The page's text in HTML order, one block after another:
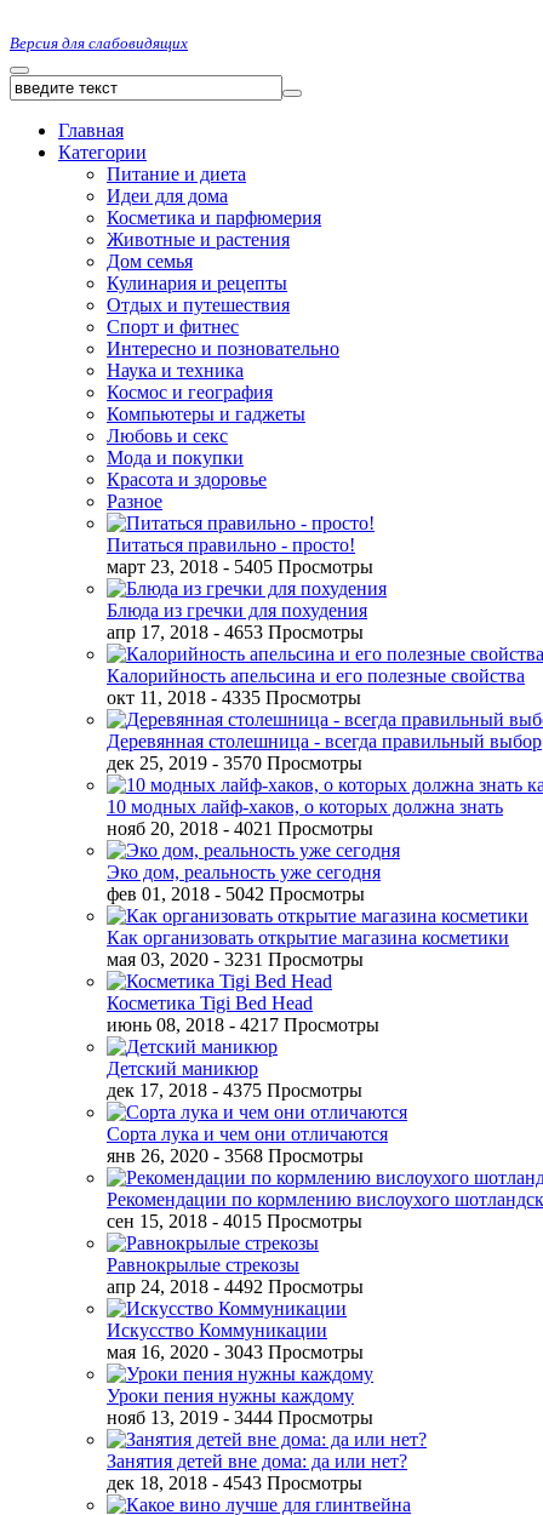
Версия для слабовидящих
Главная
Категории
Питание и диета
Идеи для дома
Косметика и парфюмерия
Животные и растения
Дом семья
Кулинария и рецепты
Отдых и путешествия
Спорт и фитнес
Интересно и позновательно
Наука и техника
Космос и география
Компьютеры и гаджеты
Любовь и секс
Мода и покупки
Красота и здоровье
Разное
Питаться правильно - просто!
март 23, 2018 - 5405 Просмотры
Блюда из гречки для похудения
апр 17, 2018 - 4653 Просмотры
Калорийность апельсина и его полезные свойства
окт 11, 2018 - 4335 Просмотры
Деревянная столешница - всегда правильный выбор
дек 25, 2019 - 3570 Просмотры
10 модных лайф-хаков, о которых должна знать
нояб 20, 2018 - 4021 Просмотры
Эко дом, реальность уже сегодня
фев 01, 2018 - 5042 Просмотры
Как организовать открытие магазина косметики
мая 03, 2020 - 3231 Просмотры
Косметика Tigi Bed Head
июнь 08, 2018 - 4217 Просмотры
Детский маникюр
дек 17, 2018 - 4375 Просмотры
Сорта лука и чем они отличаются
янв 26, 2020 - 3568 Просмотры
Рекомендации по кормлению вислоухого
сен 15, 2018 - 4015 Просмотры
Равнокрылые стрекозы
апр 24, 2018 - 4492 Просмотры
Искусство Коммуникации
мая 16, 2020 - 3043 Просмотры
Уроки пения нужны каждому
нояб 13, 2019 - 3444 Просмотры
Занятия детей вне дома: да или нет?
дек 18, 2018 - 4543 Просмотры